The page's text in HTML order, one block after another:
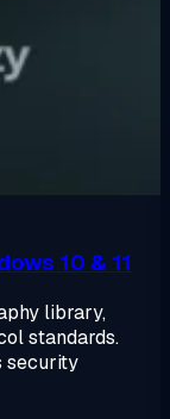
10 & 11
library,
standards.
security